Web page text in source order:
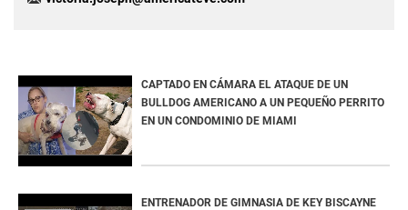
CAPTADO EN CÁMARA EL ATAQUE DE UN
BULLDOG AMERICANO A UN PEQUEÑO PERRITO
EN UN CONDOMINIO DE MIAMI
ENTRENADOR DE GIMNASIA DE KEY BISCAYNE